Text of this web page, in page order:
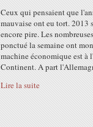
Ceux qui pensaient que
mauvaise ont eu tort. 2013
encore pire. Les
ponctué la semaine ont
machine économique est à
Continent. A part
Lire la suite